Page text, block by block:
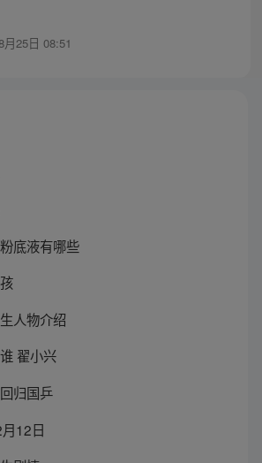
月25日 08:51
底液有哪些
人物介绍
翟小兴
归国乒
12日